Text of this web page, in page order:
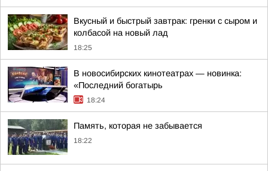
Вкусный и быстрый завтрак: гренки с сыром и
колбасой на новый лад
18:25
В новосибирских кинотеатрах — новинка:
«Последний богатырь
18:24
Память, которая не забывается
18:22